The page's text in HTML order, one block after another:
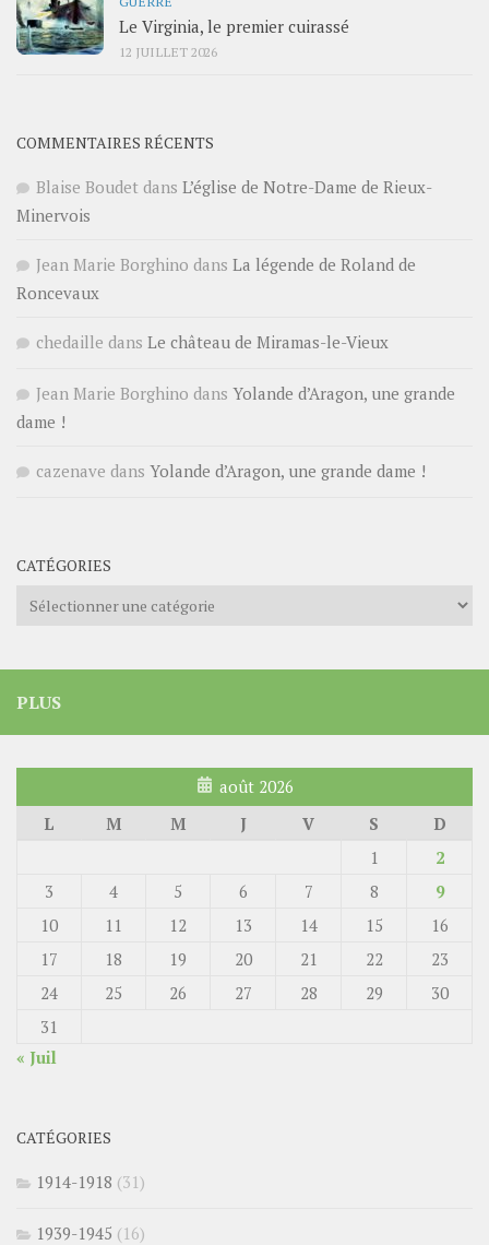
Le Virginia, le premier cuirassé
12 JUILLET 2026
COMMENTAIRES RÉCENTS
Blaise Boudet dans L’église de Notre-Dame de Rieux-
Minervois
Jean Marie Borghino dans La légende de Roland de
Roncevaux
chedaille dans Le château de Miramas-le-Vieux
Jean Marie Borghino dans Yolande d’Aragon, une grande
dame !
cazenave dans Yolande d’Aragon, une grande dame !
CATÉGORIES
Catégories
PLUS
août 2026
L
M M J V S
D
1
2
3
4 5 6 7 8
9
10
11 12 13 14 15
16
17
18 19 20 21 22
23
24
25 26 27 28 29
30
31
« Juil
CATÉGORIES
1914-1918 (31)
1939-1945 (16)